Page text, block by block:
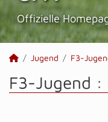
Offizielle
Jugend F3-
F3-Jugend :